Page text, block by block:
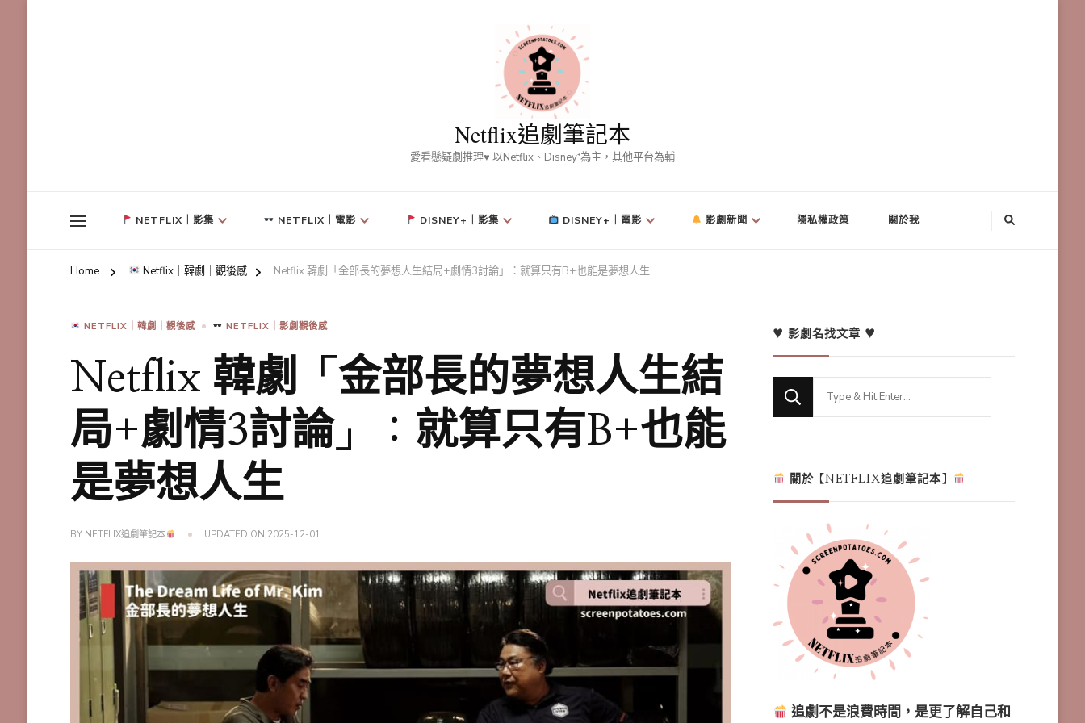
Netflix追劇筆記本
愛看懸疑劇推理♥ 以Netflix、Disney⁺為主，其他平台為輔
NETFLIX｜影集 NETFLIX｜電影 DISNEY+｜影集 DISNEY+｜電影 影劇新聞 隱私權政策 關於我
Home Netflix｜韓劇｜觀後感 Netflix 韓劇「金部長的夢想人生結局+劇情3討論」：就算只有B+也能是夢想人生
NETFLIX｜韓劇｜觀後感 NETFLIX｜影劇觀後感
Netflix 韓劇「金部長的夢想人生結
局+劇情3討論」：就算只有B+也能
是夢想人生
BY NETFLIX追劇筆記本 UPDATED ON 2025-12-01
♥ 影劇名找文章 ♥
Looking
關於【NETFLIX追劇筆記本】
追劇不是浪費時間，是更了解自己和